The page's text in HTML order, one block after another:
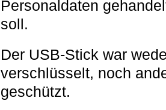
Personaldaten
soll.
Der USB-Stick war
verschlüsselt, noch
geschützt.